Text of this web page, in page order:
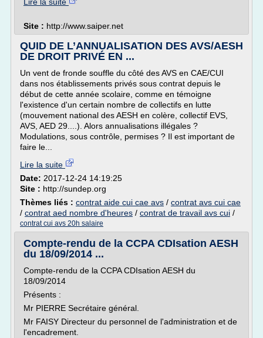
Site : http://www.saiper.net
QUID DE L’ANNUALISATION DES AVS/AESH
DE DROIT PRIVÉ EN ...
Un vent de fronde souffle du côté des AVS en CAE/CUI
dans nos établissements privés sous contrat depuis le
début de cette année scolaire, comme en témoigne
l'existence d'un certain nombre de collectifs en lutte
(mouvement national des AESH en colère, collectif EVS,
AVS, AED 29....). Alors annualisations illégales ?
Modulations, sous contrôle, permises ? Il est important de
faire le...
Lire la suite
Date: 2017-12-24 14:19:25
Site : http://sundep.org
Thèmes liés : contrat aide cui cae avs / contrat avs cui cae
/ contrat aed nombre d'heures / contrat de travail avs cui /
contrat cui avs 20h salaire
Compte-rendu de la CCPA CDIsation AESH
du 18/09/2014 ...
Compte-rendu de la CCPA CDIsation AESH du
18/09/2014
Présents :
Mr PIERRE Secrétaire général.
Mr FAISY Directeur du personnel de l'administration et de
l'encadrement.